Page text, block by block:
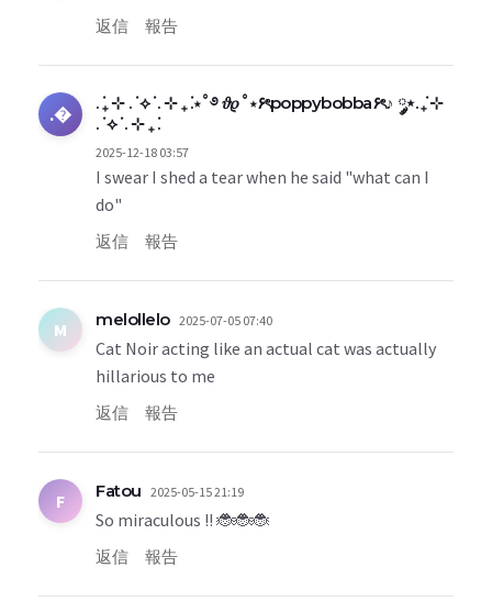
返信 報告
.�
. ݁₊ ⊹ . ݁ ⟡ ݁ . ⊹ ₊ ݁.⋆˚࿔ 𝜗𝜚˚⋆۶ৎpoppybobba۶ৎ♪ ༘⋆. ݁₊ ⊹
. ݁ ⟡ ݁ . ⊹ ₊ ݁.
2025-12-18 03:57
I swear I shed a tear when he said "what can I
do"
返信 報告
M melollelo 2025-07-05 07:40
Cat Noir acting like an actual cat was actually
hillarious to me
返信 報告
F Fatou 2025-05-15 21:19
So miraculous !! 🐞🐞🐞
返信 報告